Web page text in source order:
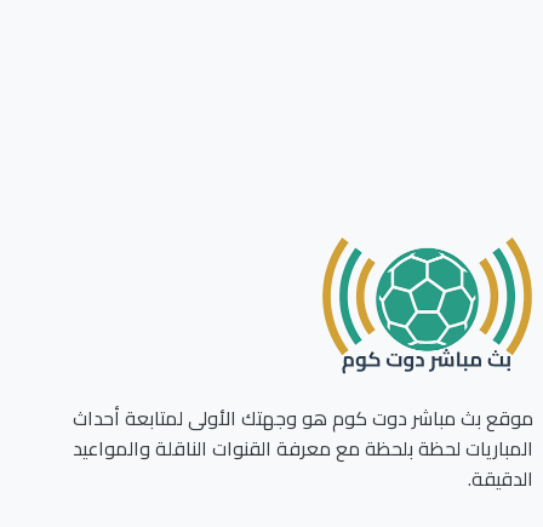
بث مباشر دوت كوم هو وجهتك الأولى لمتابعة أحداث
لحظة بلحظة مع معرفة القنوات الناقلة والمواعيد